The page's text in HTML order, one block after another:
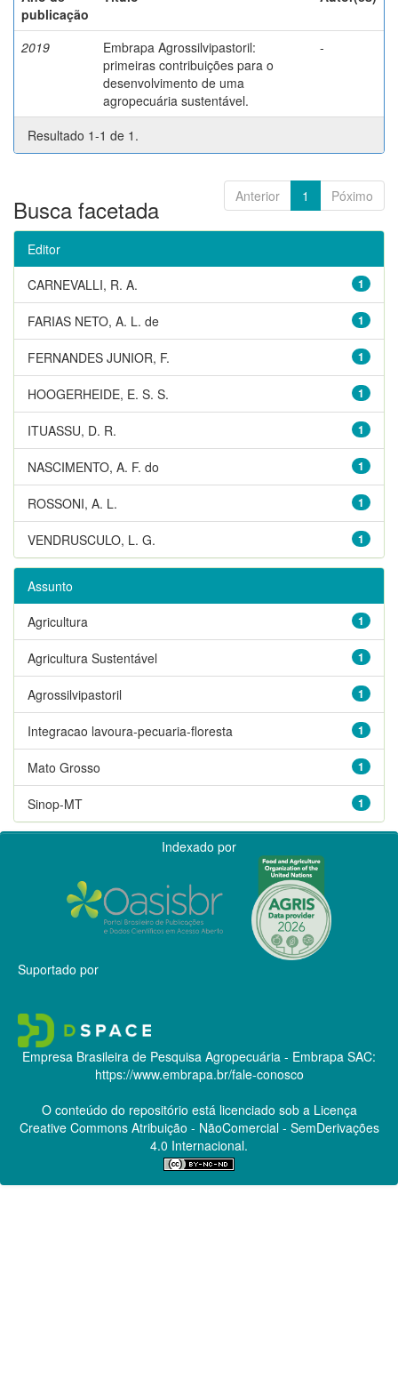
publicação
2019
Embrapa Agrossilvipastoril:
primeiras contribuições para o
desenvolvimento de uma
agropecuária sustentável.
-
Resultado 1-1 de 1.
Anterior 1 Póximo
Busca facetada
Editor
1
CARNEVALLI, R. A.
1
FARIAS NETO, A. L. de
1
FERNANDES JUNIOR, F.
1
HOOGERHEIDE, E. S. S.
1
ITUASSU, D. R.
1
NASCIMENTO, A. F. do
1
ROSSONI, A. L.
1
VENDRUSCULO, L. G.
Assunto
1
Agricultura
1
Agricultura Sustentável
1
Agrossilvipastoril
1
Integracao lavoura-pecuaria-floresta
1
Mato Grosso
1
Sinop-MT
Indexado por
Suportado por
Empresa Brasileira de Pesquisa Agropecuária - Embrapa SAC:
https://www.embrapa.br/fale-conosco
O conteúdo do repositório está licenciado sob a Licença
Creative CommonsAtribuição - NãoComercial - SemDerivações
4.0 Internacional.